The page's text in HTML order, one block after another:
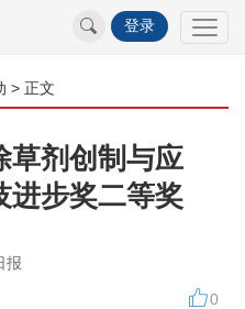
登录
> 正文
草剂创制与应
进步奖二等奖
报
0